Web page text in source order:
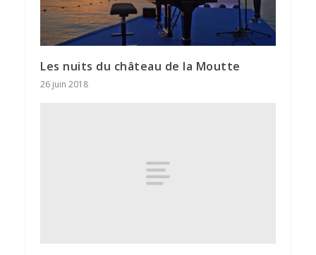
Les nuits du château de la Moutte
26 juin 2018